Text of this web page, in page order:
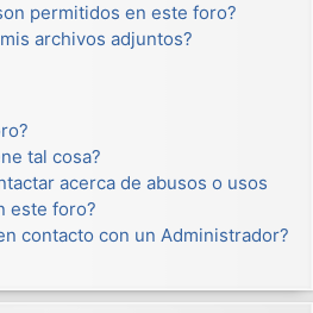
permitidos en este foro?
archivos adjuntos?
tal cosa?
acerca de abusos o usos
este foro?
contacto con un Administrador?